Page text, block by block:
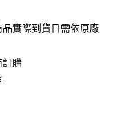
實際到貨日需依原廠
訂購